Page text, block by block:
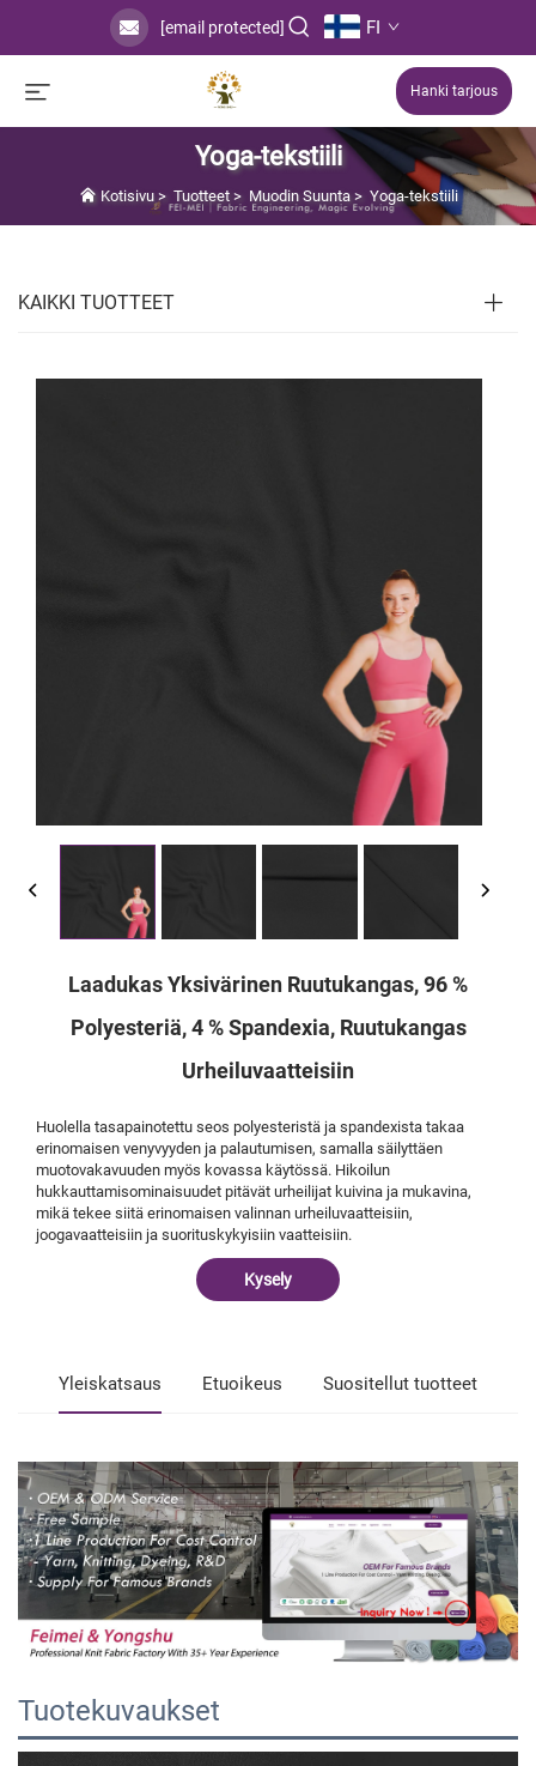
[email protected] FI
Hanki tarjous
Yoga-tekstiili
Kotisivu> Tuotteet> Muodin Suunta> Yoga-tekstiili
KAIKKI TUOTTEET
Laadukas Yksivärinen Ruutukangas, 96 %
Polyesteriä, 4 % Spandexia, Ruutukangas
Urheiluvaatteisiin
Huolella tasapainotettu seos polyesteristä ja spandexista takaa
erinomaisen venyvyyden ja palautumisen, samalla säilyttäen
muotovakavuuden myös kovassa käytössä. Hikoilun
hukkauttamisominaisuudet pitävät urheilijat kuivina ja mukavina,
mikä tekee siitä erinomaisen valinnan urheiluvaatteisiin,
joogavaatteisiin ja suorituskykyisiin vaatteisiin.
Kysely
Yleiskatsaus Etuoikeus Suositellut tuotteet
Tuotekuvaukset